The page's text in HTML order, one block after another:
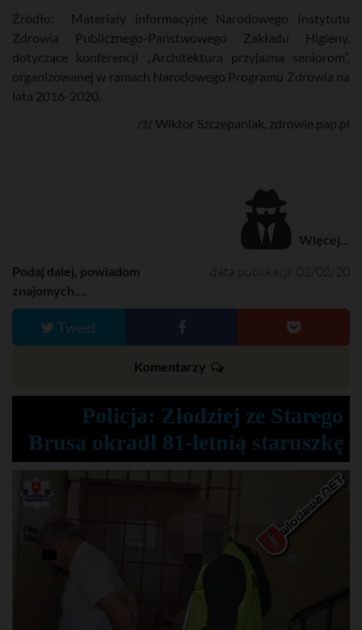
Źródło: Materiały informacyjne Narodowego Instytutu
Zdrowia Publicznego-Państwowego Zakładu Higieny,
dotyczące konferencji „Architektura przyjazna seniorom”,
organizowanej w ramach Narodowego Programu Zdrowia na
lata 2016-2020.
/ź/ Wiktor Szczepaniak, zdrowie.pap.pl
Więcej...
data publikacji: 02/02/20
Podaj dalej, powiadom
znajomych....
Tweet
Komentarzy
Policja: Złodziej ze Starego
Brusa okradł 81-letnią staruszkę